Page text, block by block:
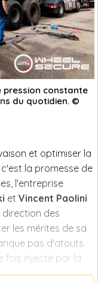
pression constante
du quotidien. ©
et optimiser la
la promesse de
l'entreprise
et Vincent Paolini
des
les mérites de sa
pas d'atouts.
fois injecté par la